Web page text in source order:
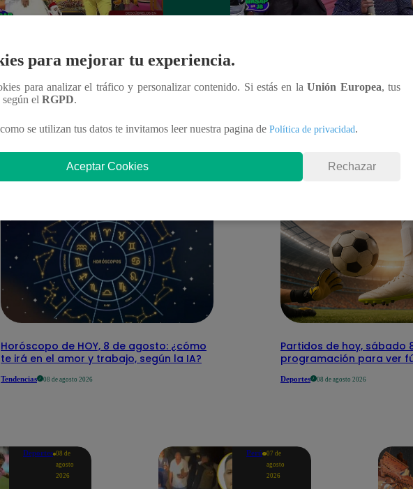
ante la emoción de su esposa
lo recordarán de la peor forma
Horóscopo de HOY, 8 de agosto: ¿cómo
te irá en el amor y trabajo, según la IA?
Tendencias 08 de agosto 2026
Partidos de hoy, sábado
programación para ver
Deportes 08 de agosto 2026
Deportes 08 de
agosto
2026
Perú 07 de
agosto
2026
para mejorar tu experiencia.
para analizar el tráfico y personalizar contenido. Si estás en laUnión Europea, tus
según el RGPD.
se utilizan tus datos te invitamos leer nuestra pagina de Política de privacidad.
Aceptar Cookies Rechazar